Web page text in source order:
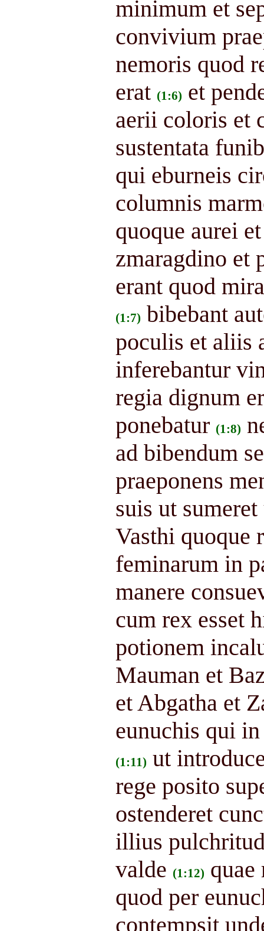
minimum et
convivium
nemoris quod
erat (1:6) et
aerii coloris et
sustentata
qui eburneis
columnis
quoque aurei
zmaragdino et
erant quod
(1:7) bibebant
poculis et aliis
inferebantur
regia dignum
ponebatur (1:8)
ad bibendum
praeponens
suis ut
Vasthi quoque
feminarum in
manere
cum rex esset
potionem
Mauman et
et Abgatha et
eunuchis qui
(1:11) ut
rege posito
ostenderet
illius
valde (1:12)
quod per
contempsit